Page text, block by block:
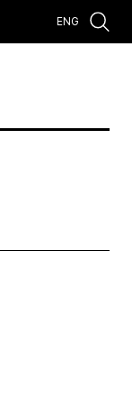
ENG